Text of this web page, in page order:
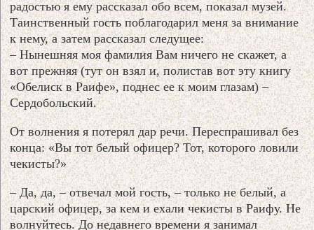
радостью я ему рассказал обо всем, показал музей.
Таинственный гость поблагодарил меня за внимание
к нему, а затем рассказал следущее:
– Нынешняя моя фамилия Вам ничего не скажет, а
вот прежняя (тут он взял и, полистав вот эту книгу
«Обелиск в Раифе», поднес ее к моим глазам) –
Сердобольский.
От волнения я потерял дар речи. Переспрашивал без
конца: «Вы тот белый офицер? Тот, которого ловили
чекисты?»
– Да, да, – отвечал мой гость, – только не белый, а
царский офицер, за кем и ехали чекисты в Раифу. Не
волнуйтесь. До недавнего времени я занимал